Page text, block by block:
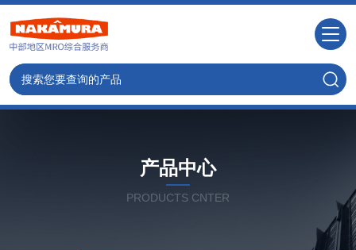
产品中心
PRODUCTS CNTER